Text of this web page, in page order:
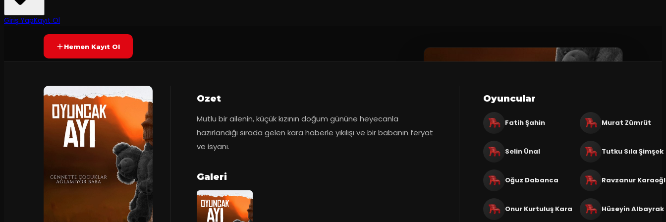
Giriş YapKayıt OlYAKINDA
Hemen Kayıt Ol
Ozet
Mutlu bir ailenin, küçük kızının doğum gününe heyecanla
hazırlandığı sırada gelen kara haberle yıkılışı ve bir babanın feryat
ve isyanı.
Galeri
Oyuncular
Fatih Şahin Murat Zümrüt
Selin Ünal Tutku Sıla Şimşek
Oğuz Dabanca Ravzanur
Onur Kurtuluş Kara Hüseyin Albayrak